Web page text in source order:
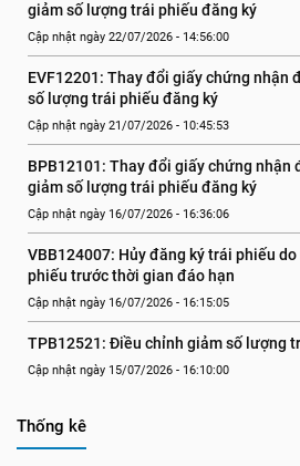
giảm số lượng trái phiếu đăng ký
Cập nhật ngày 22/07/2026 - 14:56:00
EVF12201: Thay đổi giấy chứng nhận
số lượng trái phiếu đăng ký
Cập nhật ngày 21/07/2026 - 10:45:53
BPB12101: Thay đổi giấy chứng nhận
giảm số lượng trái phiếu đăng ký
Cập nhật ngày 16/07/2026 - 16:36:06
VBB124007: Hủy đăng ký trái phiếu
phiếu trước thời gian đáo hạn
Cập nhật ngày 16/07/2026 - 16:15:05
TPB12521: Điều chỉnh giảm số lượng
Cập nhật ngày 15/07/2026 - 16:10:00
Thống kê